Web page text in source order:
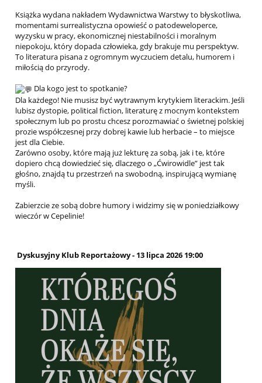
Książka wydana nakładem Wydawnictwa Warstwy to błyskotliwa,
momentami surrealistyczna opowieść o patodeweloperce,
wyzysku w pracy, ekonomicznej niestabilności i moralnym
niepokoju, który dopada człowieka, gdy brakuje mu perspektyw.
To literatura pisana z ogromnym wyczuciem detalu, humorem i
miłością do przyrody.
Dla kogo jest to spotkanie?
Dla każdego! Nie musisz być wytrawnym krytykiem literackim. Jeśli
lubisz dystopie, political fiction, literaturę z mocnym kontekstem
społecznym lub po prostu chcesz porozmawiać o świetnej polskiej
prozie współczesnej przy dobrej kawie lub herbacie – to miejsce
jest dla Ciebie.
Zarówno osoby, które mają już lekturę za sobą, jak i te, które
dopiero chcą dowiedzieć się, dlaczego o „Ćwirowidle” jest tak
głośno, znajdą tu przestrzeń na swobodną, inspirującą wymianę
myśli.
Zabierzcie ze sobą dobre humory i widzimy się w poniedziałkowy
wieczór w Cepelinie!
Dyskusyjny Klub Reportażowy - 13 lipca 2026 19:00